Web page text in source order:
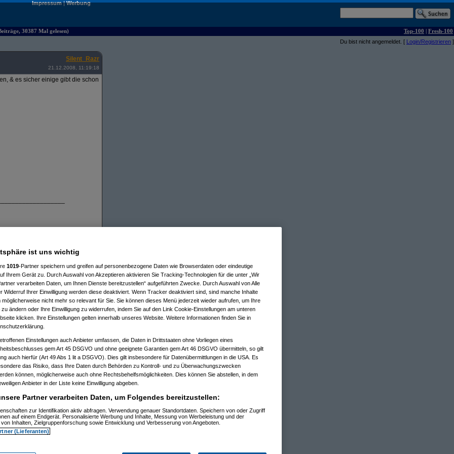
Impressum|Werbung
30387 Mal gelesen) Top-100 | Fresh-100
Du bist nicht angemeldet. [ Login/Registrieren ]
Silent_Razr
21.12.2008, 11:19:18
& es sicher einige gibt die schon
11:32:52)
11:35:10)
12:40:07)
21.12.2008, 12:43:46)
12:46:42)
21.12.2008, 12:48:51)
am 21.12.2008, 15:29:14)
am 21.12.2008, 12:49:41)
am 21.12.2008, 12:59:58)
am 22.12.2008, 19:52:16)
am 22.12.2008, 20:38:25)
am 22.12.2008, 20:56:19)
am 22.12.2008, 21:01:14)
am 22.12.2008, 21:06:19)
am 22.12.2008, 21:26:38)
ist uns wichtig
1019-Partner speichern und greifen auf personenbezogene Daten wie Browserdaten oder eindeutige
Ihrem Gerät zu. Durch Auswahl von Akzeptieren aktivieren Sie Tracking-Technologien für die unter „Wir
verarbeiten Daten, um Ihnen Dienste bereitzustellen“ aufgeführten Zwecke. Durch Auswahl von Alle
Widerruf Ihrer Einwilligung werden diese deaktiviert. Wenn Tracker deaktiviert sind, sind manche Inhalte
möglicherweise nicht mehr so relevant für Sie. Sie können dieses Menü jederzeit wieder aufrufen, um Ihre
zu ändern oder Ihre Einwilligung zu widerrufen, indem Sie auf den Link Cookie-Einstellungen am unteren
klicken. Ihre Einstellungen gelten innerhalb unseres Website. Weitere Informationen finden Sie in
Einstellungen auch Anbieter umfassen, die Daten in Drittstaaten ohne Vorliegen eines
gem Art 45 DSGVO und ohne geeignete Garantien gem Art 46 DSGVO übermitteln, so gilt
auch hierfür (Art 49 Abs 1 lit a DSGVO). Dies gilt insbesondere für Datenübermittlungen in die USA. Es
das Risiko, dass Ihre Daten durch Behörden zu Kontroll- und zu Überwachungszwecken
können, möglicherweise auch ohne Rechtsbehelfsmöglichkeiten. Dies können Sie abstellen, in dem
Anbieter in der Liste keine Einwilligung abgeben.
Partner verarbeiten Daten, um Folgendes bereitzustellen:
zur Identifikation aktiv abfragen. Verwendung genauer Standortdaten. Speichern von oder Zugriff
auf einem Endgerät. Personalisierte Werbung und Inhalte, Messung von Werbeleistung und der
Inhalten, Zielgruppenforschung sowie Entwicklung und Verbesserung von Angeboten.
(Lieferanten)